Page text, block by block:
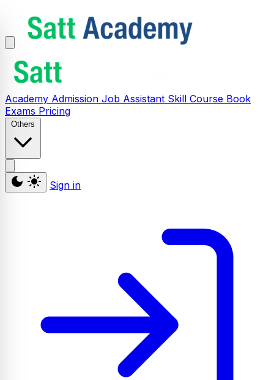
Academy Admission Job Assistant Skill Course Book
Exams Pricing
Others
Sign in